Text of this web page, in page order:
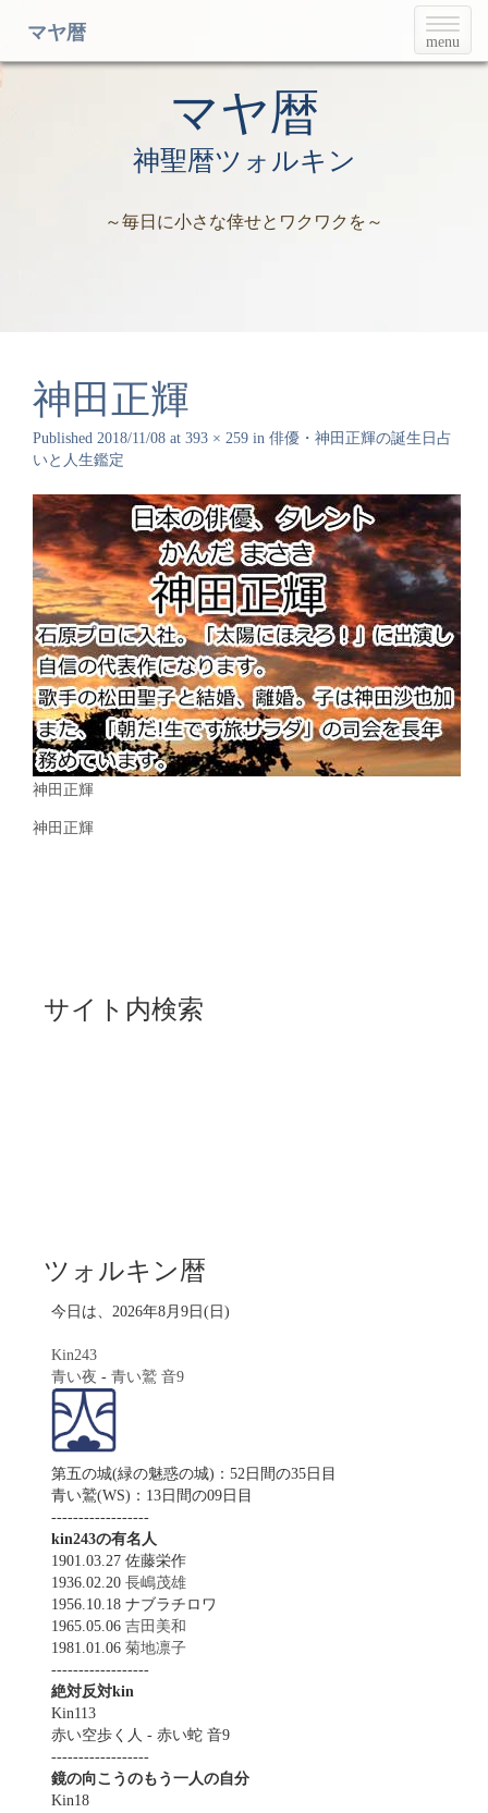
T
o
g
menu
マヤ暦
マヤ暦
神聖暦ツォルキン
～毎日に小さな倖せとワクワクを～
神田正輝
Published 2018/11/08 at 393 × 259 in 俳優・神田正輝の誕生日占
いと人生鑑定
神田正輝
神田正輝
サイト内検索
ツォルキン暦
今日は、2026年8月9日(日)
Kin243
青い夜 - 青い鷲 音9
第五の城(緑の魅惑の城)：52日間の35日目
青い鷲(WS)：13日間の09日目
------------------
kin243の有名人
1901.03.27 佐藤栄作
1936.02.20 長嶋茂雄
1956.10.18 ナブラチロワ
1965.05.06 吉田美和
1981.01.06 菊地凛子
------------------
絶対反対kin
Kin113
赤い空歩く人 - 赤い蛇 音9
------------------
鏡の向こうのもう一人の自分
Kin18